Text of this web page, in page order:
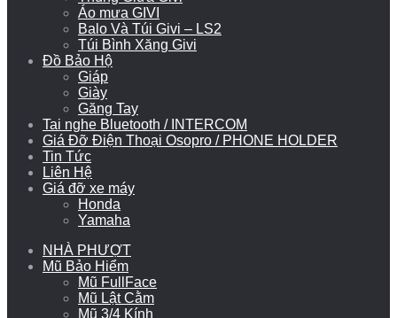
Áo mưa GIVI
Balo Và Túi Givi – LS2
Túi Bình Xăng Givi
Đồ Bảo Hộ
Giáp
Giày
Găng Tay
Tai nghe Bluetooth / INTERCOM
Giá Đỡ Điện Thoại Osopro / PHONE HOLDER
Tin Tức
Liên Hệ
Giá đỡ xe máy
Honda
Yamaha
NHÀ PHƯỢT
Mũ Bảo Hiểm
Mũ FullFace
Mũ Lật Cằm
Mũ 3/4 Kính